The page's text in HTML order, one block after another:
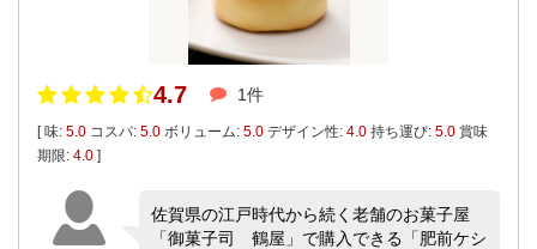
4.7 1件
[ 味: 5.0 コスパ: 5.0 ボリューム: 5.0 デザイン性: 4.0 持ち運び: 5.0 賞味
期限: 4.0 ]
佐賀県の江戸時代から続く老舗のお菓子屋
「御菓子司 鶴屋」で購入できる「肥前ケシ